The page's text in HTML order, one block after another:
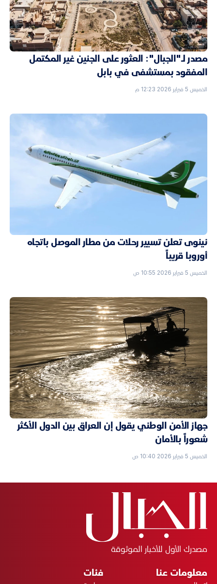
مصدر لـ"الجبال": العثور على الجنين غير المكتمل
المفقود بمستشفى في بابل
الخميس 5 فبراير 2026 12:23 م
نينوى تعلن تسيير رحلات من مطار الموصل باتجاه
أوروبا قريباً
الخميس 5 فبراير 2026 10:55 ص
جهاز الأمن الوطني يقول إن العراق بين الدول الأكثر
شعوراً بالأمان
الخميس 5 فبراير 2026 10:40 ص
مصدرك الأول للأخبار الموثوقة
معلومات عنا فئات